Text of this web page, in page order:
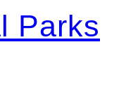
Parks